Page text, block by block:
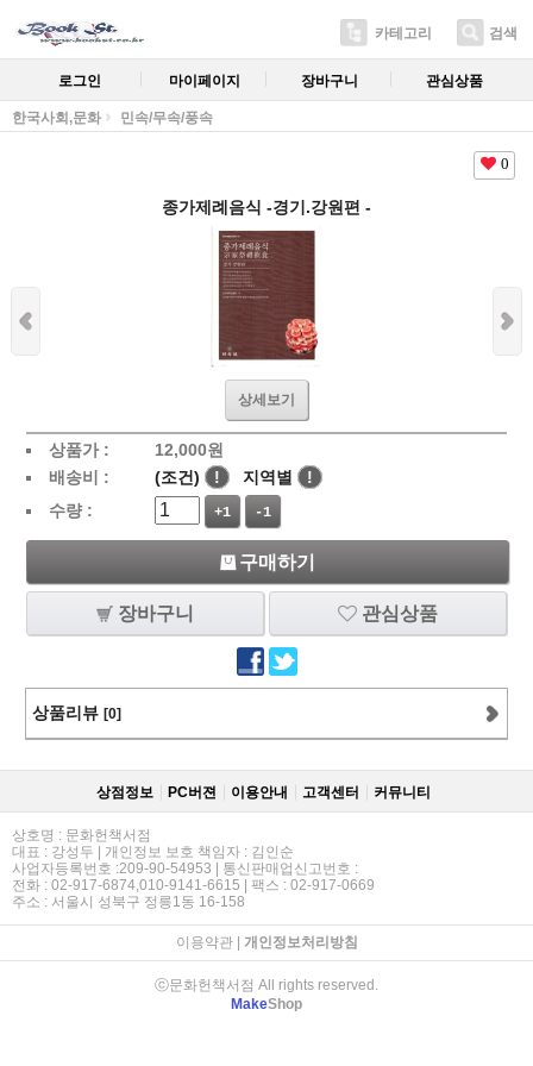
카테고리 검색
로그인 마이페이지 장바구니 관심상품
한국사회,문화 민속/무속/풍속
0
종가제례음식 -경기.강원편 -
상세보기
상품가 : 12,000원
배송비 :
(조건) ! 지역별
!
수량 :
+1 -1
구매하기
장바구니 관심상품
상품리뷰 [0]
상점정보 PC버젼 이용안내 고객센터 커뮤니티
상호명 : 문화헌책서점
대표 : 강성두 | 개인정보 보호 책임자 : 김인순
사업자등록번호 :209-90-54953 | 통신판매업신고번호 :
전화 : 02-917-6874,010-9141-6615 | 팩스 : 02-917-0669
주소 : 서울시 성북구 정릉1동 16-158
이용약관| 개인정보처리방침
ⓒ문화헌책서점 All rights reserved.
MakeShop